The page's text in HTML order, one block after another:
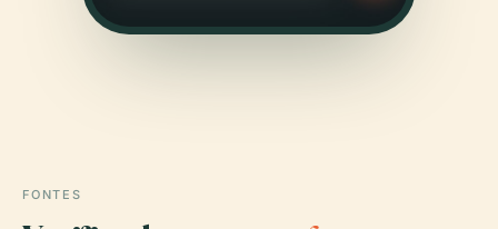
FONTES